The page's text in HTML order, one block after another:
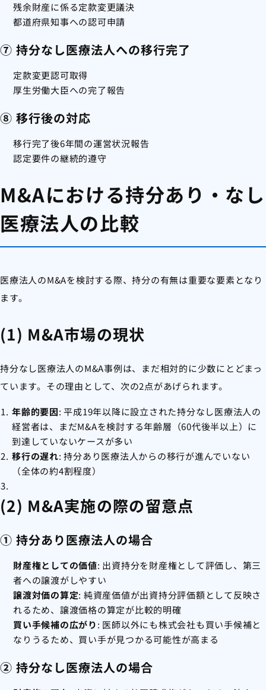
残余財産に係る定款変更議決
都道府県知事への認可申請
⑦ 持分なし医療法人への移行完了
定款変更認可取得
厚生労働大臣への完了報告
⑧ 移行後の対応
移行完了後6年間の運営状況報告
認定要件の継続的遵守
M&Aにおける持分あり・なし
医療法人の比較
医療法人のM&Aを検討する際、持分の有無は重要な要素となり
ます。
(1) M&A市場の現状
持分なし医療法人のM&A事例は、まだ相対的に少数にとどまっ
ています。その理由として、次の2点があげられます。
年齢的要因: 平成19年以降に設立された持分なし医療法人の
経営者は、まだM&Aを検討する年齢層（60代後半以上）に
到達していないケースが多い
移行の遅れ: 持分あり医療法人からの移行が進んでいない
（全体の約4割程度）
(2) M&A実施の際の留意点
① 持分あり医療法人の場合
財産権としての価値: 出資持分を財産権として評価し、第三
者への譲渡がしやすい
譲渡対価の算定: 純資産価値が出資持分評価額として反映さ
れるため、譲渡価格の算定が比較的明確
買い手候補の広がり: 医師以外にも株式会社も買い手候補と
なりうるため、買い手が見つかる可能性が高まる
② 持分なし医療法人の場合